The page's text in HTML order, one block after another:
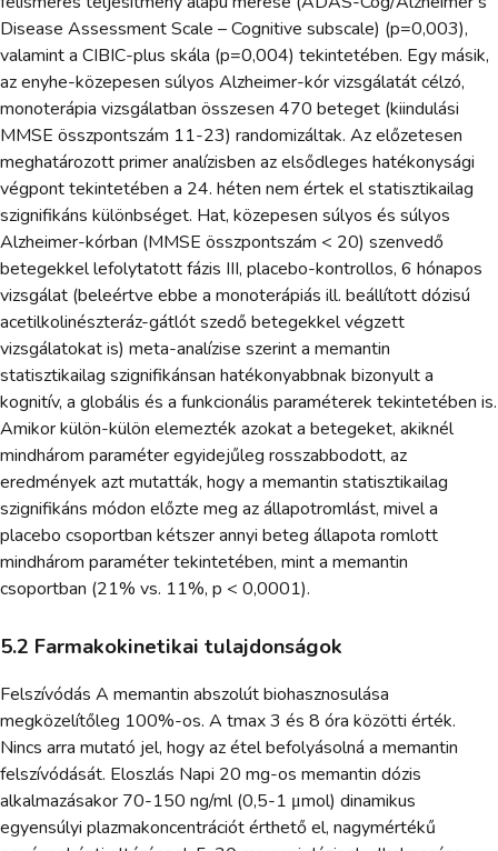
Disease Assessment Scale – Cognitive subscale) (p=0,003),
valamint a CIBIC-plus skála (p=0,004) tekintetében. Egy másik,
az enyhe-közepesen súlyos Alzheimer-kór vizsgálatát célzó,
monoterápia vizsgálatban összesen 470 beteget (kiindulási
MMSE összpontszám 11-23) randomizáltak. Az előzetesen
meghatározott primer analízisben az elsődleges hatékonysági
végpont tekintetében a 24. héten nem értek el statisztikailag
szignifikáns különbséget. Hat, közepesen súlyos és súlyos
Alzheimer-kórban (MMSE összpontszám < 20) szenvedő
betegekkel lefolytatott fázis III, placebo-kontrollos, 6 hónapos
vizsgálat (beleértve ebbe a monoterápiás ill. beállított dózisú
acetilkolinészteráz-gátlót szedő betegekkel végzett
vizsgálatokat is) meta-analízise szerint a memantin
statisztikailag szignifikánsan hatékonyabbnak bizonyult a
kognitív, a globális és a funkcionális paraméterek tekintetében is.
Amikor külön-külön elemezték azokat a betegeket, akiknél
mindhárom paraméter egyidejűleg rosszabbodott, az
eredmények azt mutatták, hogy a memantin statisztikailag
szignifikáns módon előzte meg az állapotromlást, mivel a
placebo csoportban kétszer annyi beteg állapota romlott
mindhárom paraméter tekintetében, mint a memantin
csoportban (21% vs. 11%, p < 0,0001).
5.2 Farmakokinetikai tulajdonságok
Felszívódás A memantin abszolút biohasznosulása
megközelítőleg 100%-os. A tmax 3 és 8 óra közötti érték.
Nincs arra mutató jel, hogy az étel befolyásolná a memantin
felszívódását. Eloszlás Napi 20 mg-os memantin dózis
alkalmazásakor 70-150 ng/ml (0,5-1 μmol) dinamikus
egyensúlyi plazmakoncentrációt érthető el, nagymértékű